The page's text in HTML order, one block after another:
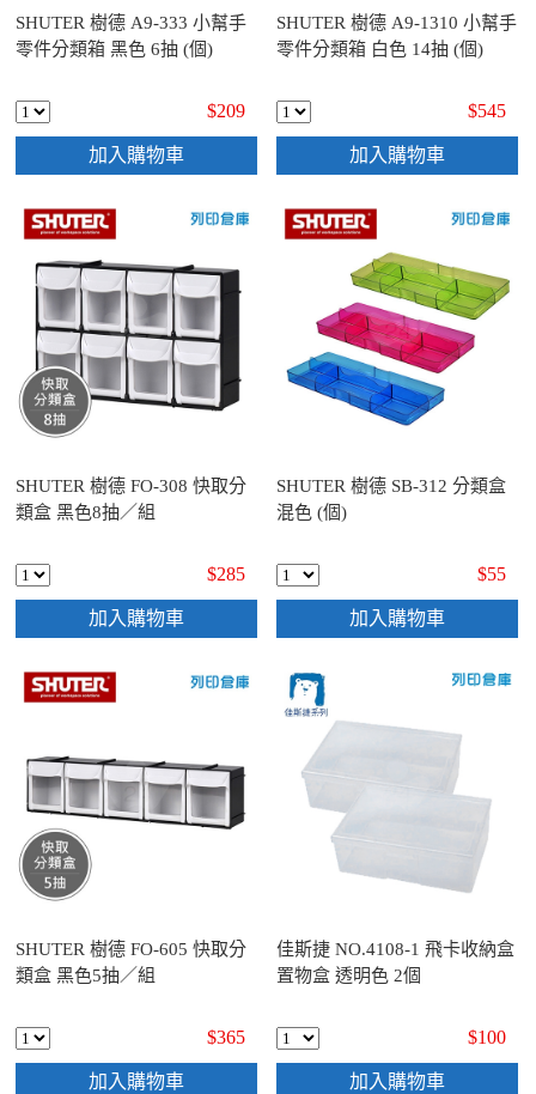
SHUTER 樹德 A9-333 小幫手
零件分類箱 黑色 6抽 (個)
$209
加入購物車
SHUTER 樹德 A9-1310 小幫手
零件分類箱 白色 14抽 (個)
$545
加入購物車
SHUTER 樹德 FO-308 快取分
類盒 黑色8抽／組
$285
加入購物車
SHUTER 樹德 SB-312 分類盒
混色 (個)
$55
加入購物車
SHUTER 樹德 FO-605 快取分
類盒 黑色5抽／組
$365
加入購物車
佳斯捷 NO.4108-1 飛卡收納盒
置物盒 透明色 2個
$100
加入購物車